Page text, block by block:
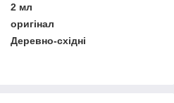
2 мл
оригінал
Деревно-східні